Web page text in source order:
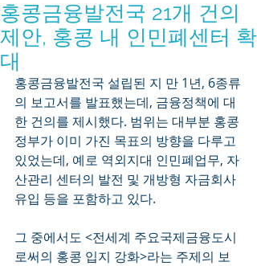
홍콩금융발전국 21개 건의
제안, 홍콩 내 인민폐센터 확
대
홍콩금융발전국 설립된 지 만 1년, 6종류
의 보고서를 발표했는데, 금융정책에 대
한 건의를 제시했다. 범위는 대부분 홍콩
정부가 이미 가진 목표의 방향을 다루고
있었는데, 예로 역외지대 인민폐업무, 자
산관리 센터의 발전 및 개방형 자금회사
유입 등을 포함하고 있다.
그 중에서도 <전세계 주요국제금융도시
로써의 홍콩 입지 강화>라는 주제의 보